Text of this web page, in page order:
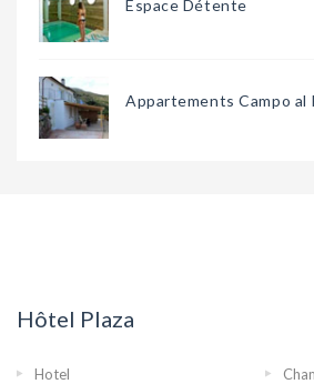
Espace Détente
Appartements Campo al
Hôtel Plaza
Hotel